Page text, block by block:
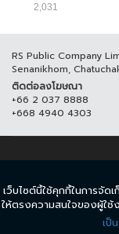
2,031
RS Public Company
Senanikhom,
ติดต่อลงโฆษณา
+66 2 037 8888
+668 4940 4303
© COPYRIGHT
ข้อกำหนดแ
เว็บไซต์นี้ใช้คุกกี้ในการจัด
ให้ตรงความสนใจของผู้ใช้
เป็